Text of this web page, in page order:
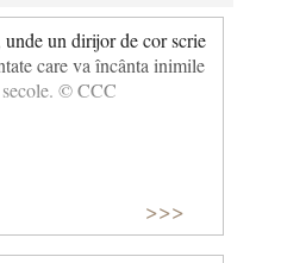
unde un dirijor de cor scrie
care va încânta inimile
© CCC
>>>